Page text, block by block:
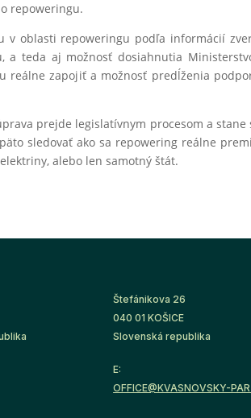
repoweringu.
v oblasti repoweringu podľa informácií
teda aj možnosť dosiahnutia
zapojiť a možnosť predĺženia
prejde legislatívnym procesom a
sledovať ako sa repowering reálne
alebo len samotný štát.
Štefánikova 26
040 01 KOŠICE
Slovenská republika
E:
OFFICE@KVASNOVSKY-